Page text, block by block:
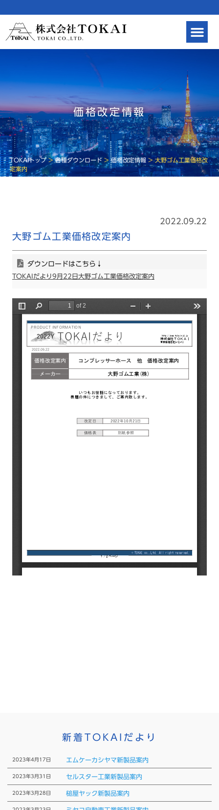
価格改定情報
TOKAIトップ>各種ダウンロード>価格改定情報 >大野ゴム工業価格改
定案内
大野ゴム工業価格改定案内
2022.09.22
ダウンロードはこちら↓
TOKAIだより9月22日大野ゴム工業価格改定案内
新着TOKAIだより
エムケーカシヤマ新製品案内
2023年4月17日
セルスター工業新製品案内
2023年3月31日
槌屋ヤック新製品案内
2023年3月28日